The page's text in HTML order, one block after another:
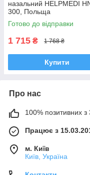
назальний HELPMEDI
300, Польща
Готово до відправки
1 715 ₴ 1 768 ₴
Купити
Про нас
100% позитивних з
Працює з
м. Київ
Київ, Україна